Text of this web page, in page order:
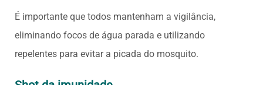
É importante que todos mantenham a vigilância,
eliminando focos de água parada e utilizando
repelentes para evitar a picada do mosquito.